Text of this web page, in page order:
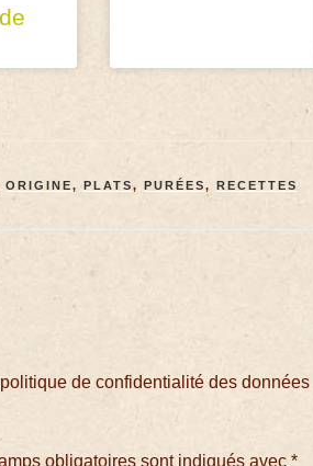
ORIGINE, PLATS, PURÉES, RECETTES
de confidentialité des données
obligatoires sont indiqués avec*